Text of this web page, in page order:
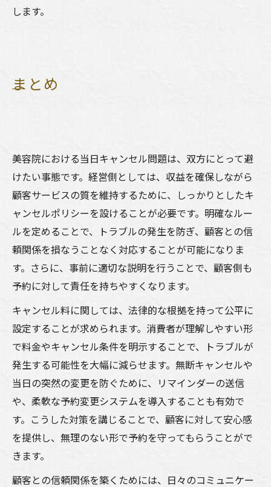
します。
まとめ
美容院における当日キャンセル問題は、双方にとって避
けたい事態です。経営側としては、収益を確保しながら
顧客サービスの質を維持するために、しっかりとしたキ
ャンセルポリシーを設けることが必要です。明確なルー
ルを定めることで、トラブルの発生を防ぎ、顧客との信
頼関係を損なうことなく対応することが可能になりま
す。さらに、事前に適切な説明を行うことで、顧客側も
予約に対して責任を持ちやすくなります。
キャンセル料に関しては、法律的な根拠を持って公平に
設定することが求められます。消費者が理解しやすい形
で料金やキャンセル条件を明示することで、トラブルが
発生する可能性を大幅に減らせます。無断キャンセルや
当日の突然の変更を防ぐために、リマインダーの送信
や、柔軟な予約変更システムを導入することも有効で
す。こうした対策を講じることで、顧客に対して安心感
を提供し、無理のない形で予約を守ってもらうことがで
きます。
顧客との信頼関係を築くためには、日々のコミュニケー